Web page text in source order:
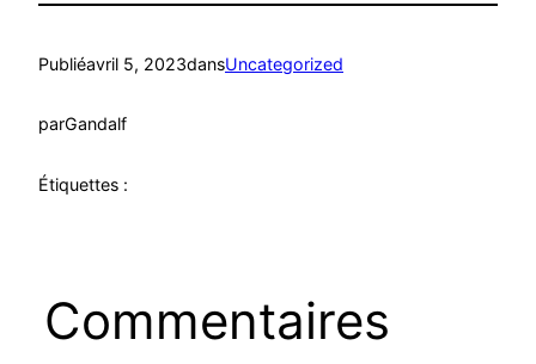
Publiéavril 5, 2023dansUncategorized
parGandalf
Étiquettes :
Commentaires